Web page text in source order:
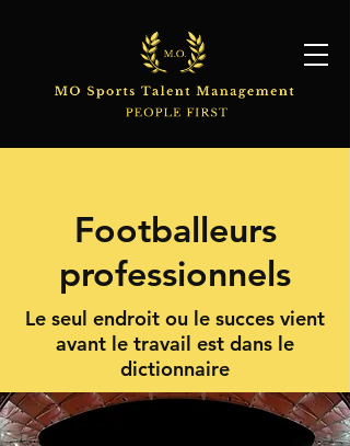
Footballeurs
professionnels
Le seul endroit ou le succes vient
avant le travail est dans le
dictionnaire